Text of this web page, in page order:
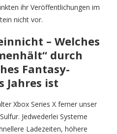
ihr Veröffentlichungen im
nicht vor.
– Welches
durch
Fantasy-
Jahres ist
Xbox Series X ferner unser
Jedwederlei Systeme
Ladezeiten, höhere